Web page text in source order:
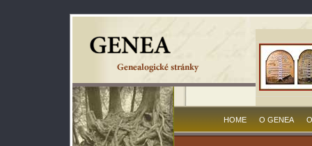
HOME O GENEA